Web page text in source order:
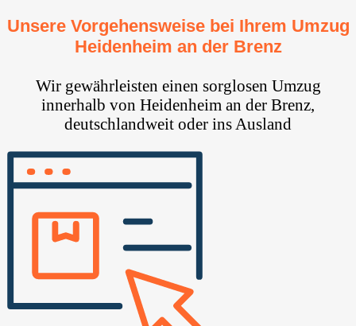
Unsere Vorgehensweise bei Ihrem Umzug
Heidenheim an der Brenz
Wir gewährleisten einen sorglosen Umzug
innerhalb von Heidenheim an der Brenz,
deutschlandweit oder ins Ausland